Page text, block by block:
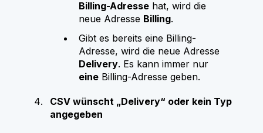
Billing-Adresse hat, wird die
neue Adresse Billing.
Gibt es bereits eine Billing-
Adresse, wird die neue Adresse
Delivery. Es kann immer nur
eine Billing-Adresse geben.
CSV wünscht „Delivery“ oder kein Typ
angegeben